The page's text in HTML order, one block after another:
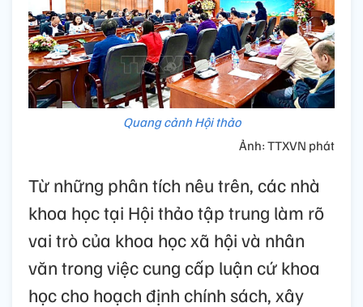
Quang cảnh Hội thảo
Ảnh: TTXVN phát
Từ những phân tích nêu trên, các nhà
khoa học tại Hội thảo tập trung làm rõ
vai trò của khoa học xã hội và nhân
văn trong việc cung cấp luận cứ khoa
học cho hoạch định chính sách, xây